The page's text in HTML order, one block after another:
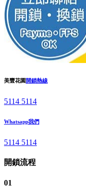
美豐花園開鎖熱線
5114 5114
Whatsapp我們
5114 5114
開鎖流程
01